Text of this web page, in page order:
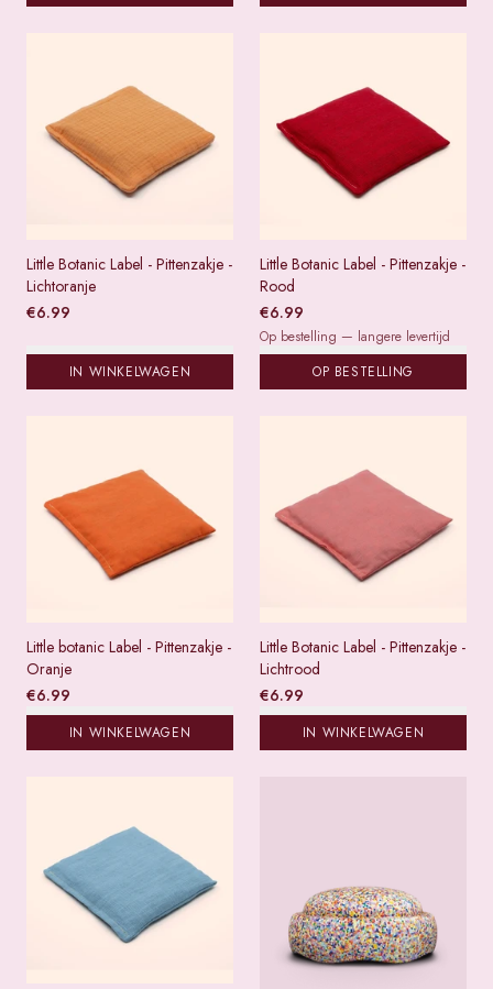
Little Botanic Label - Pittenzakje -
Lichtoranje
€6.99
IN WINKELWAGEN
Little Botanic Label - Pittenzakje -
Rood
€6.99
Op bestelling — langere levertijd
OP BESTELLING
Little botanic Label - Pittenzakje -
Oranje
€6.99
IN WINKELWAGEN
Little Botanic Label - Pittenzakje -
Lichtrood
€6.99
IN WINKELWAGEN